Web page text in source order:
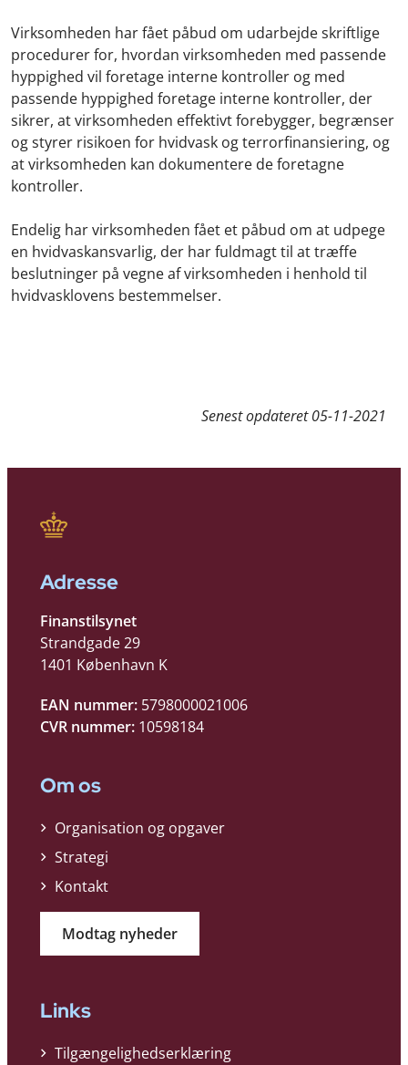
Virksomheden har fået påbud om udarbejde skriftlige
procedurer for, hvordan virksomheden med passende
hyppighed vil foretage interne kontroller og med
passende hyppighed foretage interne kontroller, der
sikrer, at virksomheden effektivt forebygger, begrænser
og styrer risikoen for hvidvask og terrorfinansiering, og
at virksomheden kan dokumentere de foretagne
kontroller.
Endelig har virksomheden fået et påbud om at udpege
en hvidvaskansvarlig, der har fuldmagt til at træffe
beslutninger på vegne af virksomheden i henhold til
hvidvasklovens bestemmelser.
Senest opdateret05-11-2021
Adresse
Finanstilsynet
Strandgade 29
1401 København K
EAN nummer: 5798000021006
CVR nummer: 10598184
Om os
Organisation og opgaver
Strategi
Kontakt
Modtag nyheder
Links
Tilgængelighedserklæring